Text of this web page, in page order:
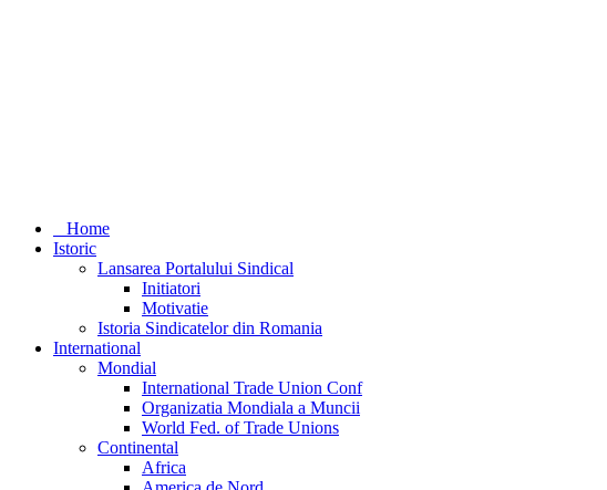
Home
Istoric
Lansarea Portalului Sindical
Initiatori
Motivatie
Istoria Sindicatelor din Romania
International
Mondial
International Trade Union Conf
Organizatia Mondiala a Muncii
World Fed. of Trade Unions
Continental
Africa